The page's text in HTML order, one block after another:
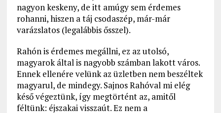
nagyon keskeny, de itt amúgy sem érdemes
rohanni, hiszen a táj csodaszép, már-már
varázslatos (legalábbis ősszel).
Rahón is érdemes megállni, ez az utolsó,
magyarok által is nagyobb számban lakott város.
Ennek ellenére velünk az üzletben nem beszéltek
magyarul, de mindegy. Sajnos Rahóval mi elég
késő végeztünk, így megtörtént az, amitől
féltünk: éjszakai visszaút. Ez nem a